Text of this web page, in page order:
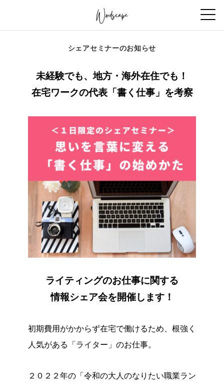
シェアセミナーのお知らせ
未経験でも、地方・海外在住でも！
在宅ワークの代表「書く仕事」を考察
ライティングのお仕事に関する
情報シェア会を開催します！
初期費用がかからず在宅で働けるため、根強く
人気がある「ライター」のお仕事。
２０２２年の「令和の大人のなりたい職業ラン